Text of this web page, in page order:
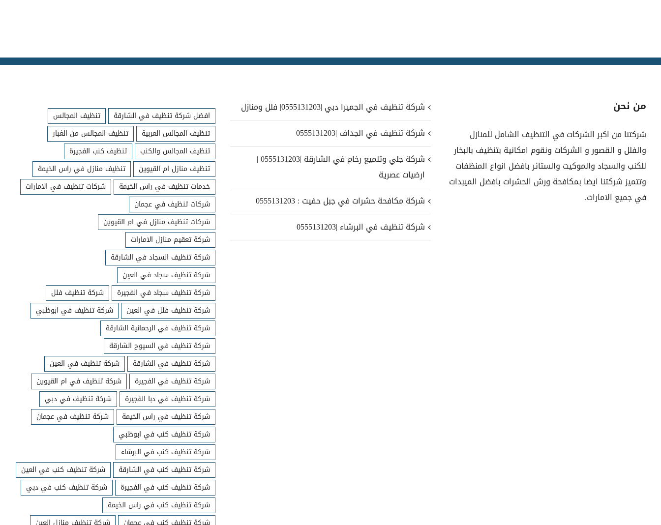
من نحن
شركتنا من اكبر الشركات في التنظيف الشامل للمنازل
والفلل و القصور و الشركات ونقوم امكانية بتنظيف بالبخار
للكنب والسجاد والموكيت والستائر بافضل انواع المنظفات
وتتميز شركتنا ايضا بمكافحة ورش الحشرات بافضل الميبدات
في جميع الامارات.
شركة تنظيف في الجميرا دبي |0555131203| فلل ومنازل
شركة تنظيف في الجداف |0555131203
شركة جلي وتلميع رخام في الشارقة |0555131203 |
ارضيات عصرية
شركة مكافحة حشرات في جبل حفيت : 0555131203
شركة تنظيف في البرشاء |0555131203
افضل شركة تنظيف في الشارقة
تنظيف المجالس
تنظيف المجالس العربية
تنظيف المجالس من الغبار
تنظيف المجالس والكنب
تنظيف كنب الفجيرة
تنظيف منازل ام القيوين
تنظيف منازل في راس الخيمة
خدمات تنظيف في راس الخيمة
شركات تنظيف في الامارات
شركات تنظيف في عجمان
شركات تنظيف منازل في ام القيوين
شركة تعقيم منازل الامارات
شركة تنظيف السجاد في الشارقة
شركة تنظيف سجاد في العين
شركة تنظيف سجاد في الفجيرة
شركة تنظيف فلل
شركة تنظيف فلل في العين
شركة تنظيف في ابوظبي
شركة تنظيف في الرحمانية الشارقة
شركة تنظيف في السيوح الشارقة
شركة تنظيف في الشارقة
شركة تنظيف في العين
شركة تنظيف في الفجيرة
شركة تنظيف في ام القيوين
شركة تنظيف في دبا الفجيرة
شركة تنظيف في دبي
شركة تنظيف في راس الخيمة
شركة تنظيف في عجمان
شركة تنظيف كنب في ابوظبي
شركة تنظيف كنب في البرشاء
شركة تنظيف كنب في الشارقة
شركة تنظيف كنب في العين
شركة تنظيف كنب في الفجيرة
شركة تنظيف كنب في دبي
شركة تنظيف كنب في راس الخيمة